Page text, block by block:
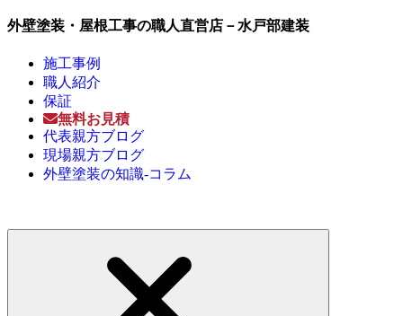
外壁塗装・屋根工事の職人直営店－水戸部建装
施工事例
職人紹介
保証
無料お見積
代表親方ブログ
現場親方ブログ
外壁塗装の知識-コラム